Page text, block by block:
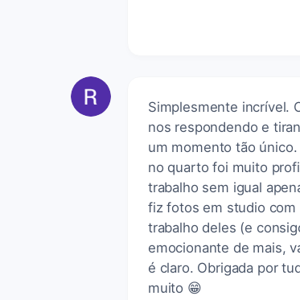
Simplesmente incrível.
nos respondendo e
um momento tão
no quarto foi muito
trabalho sem igual
fiz fotos em studio com
trabalho deles (e
emocionante de mais,
é claro. Obrigada por
muito 😁